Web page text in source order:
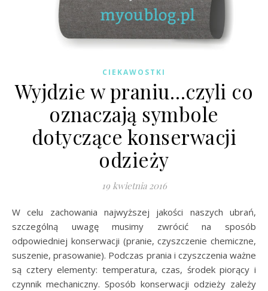
CIEKAWOSTKI
Wyjdzie w praniu…czyli co
oznaczają symbole
dotyczące konserwacji
odzieży
19 kwietnia 2016
W celu zachowania najwyższej jakości naszych ubrań,
szczególną uwagę musimy zwrócić na sposób
odpowiedniej konserwacji (pranie, czyszczenie chemiczne,
suszenie, prasowanie). Podczas prania i czyszczenia ważne
są cztery elementy: temperatura, czas, środek piorący i
czynnik mechaniczny. Sposób konserwacji odzieży zależy